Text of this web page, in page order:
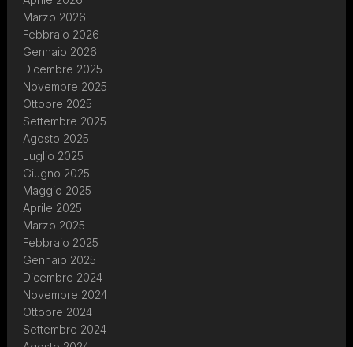
Marzo 2026
Febbraio 2026
Gennaio 2026
Dicembre 2025
Novembre 2025
Ottobre 2025
Settembre 2025
Agosto 2025
Luglio 2025
Giugno 2025
Maggio 2025
Aprile 2025
Marzo 2025
Febbraio 2025
Gennaio 2025
Dicembre 2024
Novembre 2024
Ottobre 2024
Settembre 2024